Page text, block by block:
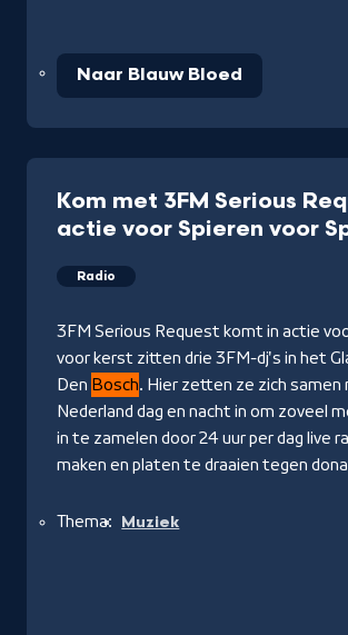
Naar Blauw Bloed
Kom met 3FM Serious
actie voor Spieren voor
Radio
3FM Serious Request komt in actie
voor kerst zitten drie 3FM-dj's in het
Den Bosch. Hier zetten ze zich samen
Nederland dag en nacht in om zoveel
in te zamelen door 24 uur per dag live
maken en platen te draaien tegen
Thema: Muziek